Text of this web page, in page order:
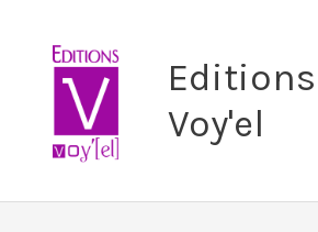
contenu
Editions
Voy'el